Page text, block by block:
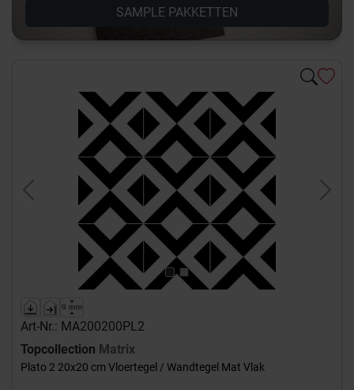
SAMPLE PAKKETTEN
Previous Next
Art-Nr.: MA200200PL2
Topcollection Matrix
Plato 2 20x20 cm Vloertegel / Wandtegel Mat Vlak